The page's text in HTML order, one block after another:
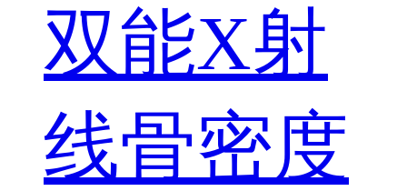
双能X射
线骨密度